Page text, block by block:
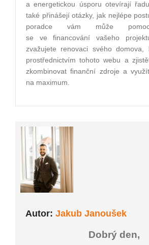
a energetickou úsporu otevírají
také přinášejí otázky, jak nejlépe
poradce vám může
se ve financování vašeho
zvažujete renovaci svého domova,
prostřednictvím tohoto webu a
zkombinovat finanční zdroje a
na maximum.
Autor: Jakub Janoušek
Dobrý den,